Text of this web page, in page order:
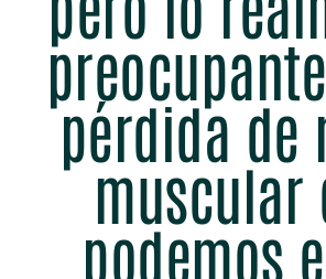
pérdida de
muscular
podemos